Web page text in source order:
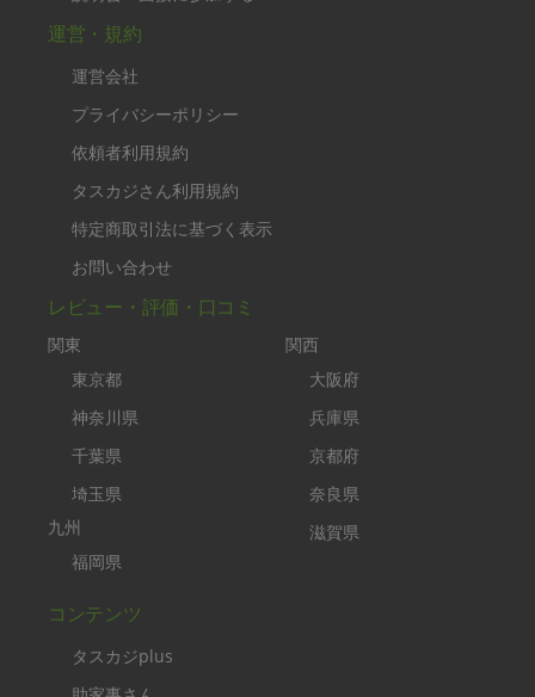
運営・規約
運営会社
プライバシーポリシー
依頼者利用規約
タスカジさん利用規約
特定商取引法に基づく表示
お問い合わせ
レビュー・評価・口コミ
関東
東京都
神奈川県
千葉県
埼玉県
九州
福岡県
関西
大阪府
兵庫県
京都府
奈良県
滋賀県
コンテンツ
タスカジplus